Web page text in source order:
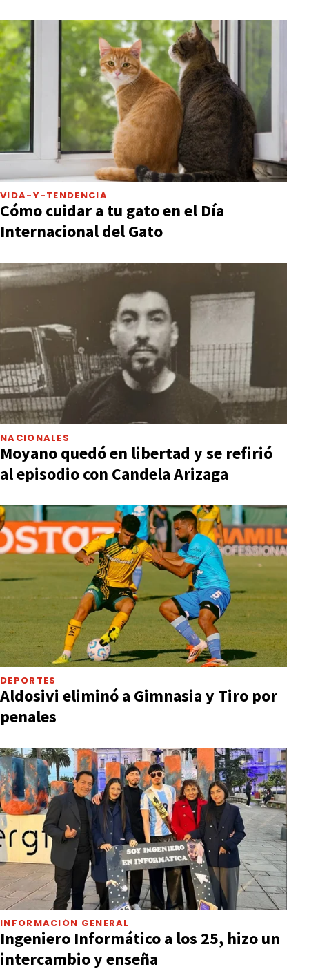
VIDA-Y-TENDENCIA
Cómo cuidar a tu gato en el Día
Internacional del Gato
NACIONALES
Moyano quedó en libertad y se refirió
al episodio con Candela Arizaga
DEPORTES
Aldosivi eliminó a Gimnasia y Tiro por
penales
INFORMACIÓN GENERAL
Ingeniero Informático a los 25, hizo un
intercambio y enseña